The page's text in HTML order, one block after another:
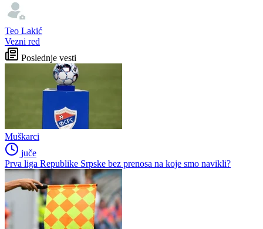
Teo Lakić
Vezni red
Poslednje vesti
Muškarci
juče
Prva liga Republike Srpske bez prenosa na koje smo navikli?